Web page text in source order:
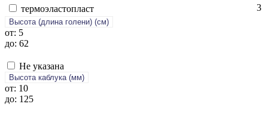
тер­мо­элас­топласт
3
Высота (длина голени) (cм)
от: 5
до: 62
Не указана
Высота каблука (мм)
от: 10
до: 125